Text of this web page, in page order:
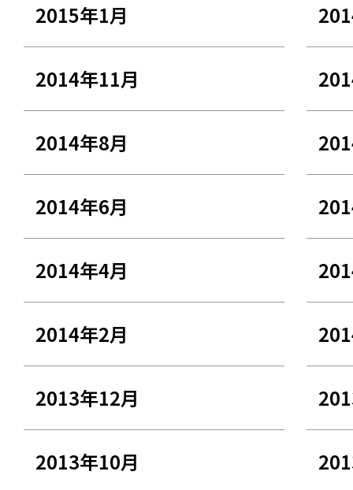
2015年1月
2014年11月
2014年8月
2014年6月
2014年4月
2014年2月
2013年12月
2013年10月